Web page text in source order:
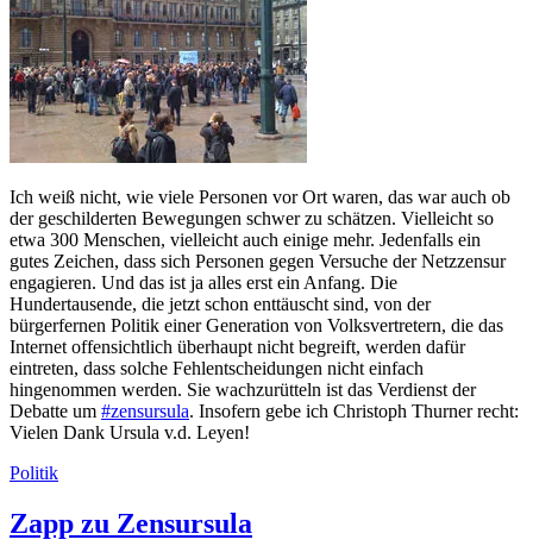
Ich weiß nicht, wie viele Personen vor Ort waren, das war auch ob
der geschilderten Bewegungen schwer zu schätzen. Vielleicht so
etwa 300 Menschen, vielleicht auch einige mehr. Jedenfalls ein
gutes Zeichen, dass sich Personen gegen Versuche der Netzzensur
engagieren. Und das ist ja alles erst ein Anfang. Die
Hundertausende, die jetzt schon enttäuscht sind, von der
bürgerfernen Politik einer Generation von Volksvertretern, die das
Internet offensichtlich überhaupt nicht begreift, werden dafür
eintreten, dass solche Fehlentscheidungen nicht einfach
hingenommen werden. Sie wachzurütteln ist das Verdienst der
Debatte um #zensursula. Insofern gebe ich Christoph Thurner recht:
Vielen Dank Ursula v.d. Leyen!
Politik
Zapp zu Zensursula